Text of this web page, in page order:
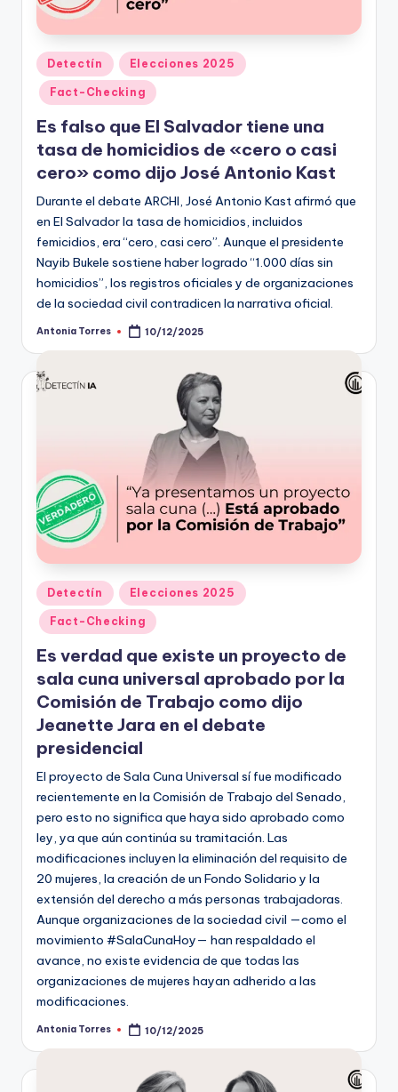
t
o
s
y
F
a
c
t
-
C
e
c
Publicado
en
Detectín Elecciones 2025
Fact-Checking
Es falso que El Salvador tiene una
tasa de homicidios de «cero o casi
cero» como dijo José Antonio Kast
Durante el debate ARCHI, José Antonio Kast afirmó que
en El Salvador la tasa de homicidios, incluidos
femicidios, era “cero, casi cero”. Aunque el presidente
Nayib Bukele sostiene haber logrado “1.000 días sin
homicidios”, los registros oficiales y de organizaciones
de la sociedad civil contradicen la narrativa oficial.
Publicado
Antonia Torres 10/12/2025
Publicado
en
Detectín Elecciones 2025
Fact-Checking
Es verdad que existe un proyecto de
sala cuna universal aprobado por la
Comisión de Trabajo como dijo
Jeanette Jara en el debate
presidencial
El proyecto de Sala Cuna Universal sí fue modificado
recientemente en la Comisión de Trabajo del Senado,
pero esto no significa que haya sido aprobado como
ley, ya que aún continúa su tramitación. Las
modificaciones incluyen la eliminación del requisito de
20 mujeres, la creación de un Fondo Solidario y la
extensión del derecho a más personas trabajadoras.
Aunque organizaciones de la sociedad civil —como el
movimiento #SalaCunaHoy— han respaldado el
avance, no existe evidencia de que todas las
organizaciones de mujeres hayan adherido a las
modificaciones.
Publicado
Antonia Torres 10/12/2025